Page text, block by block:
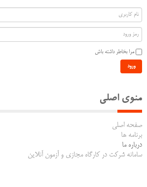
مرا بخاطر داشته باش
ورود
منوی اصلی
صفحه اصلی
برنامه ها
درباره ما
سامانه شرکت در کارگاه مجازی و آزمون آنلاین